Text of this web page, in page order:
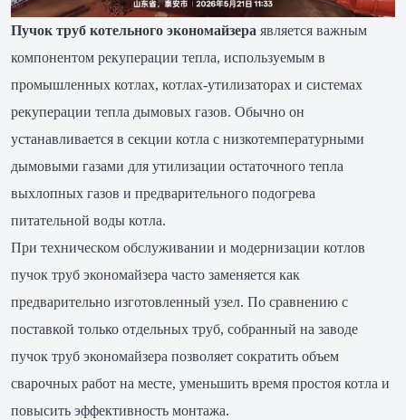
Пучок труб котельного экономайзера является важным
компонентом рекуперации тепла, используемым в
промышленных котлах, котлах-утилизаторах и системах
рекуперации тепла дымовых газов. Обычно он
устанавливается в секции котла с низкотемпературными
дымовыми газами для утилизации остаточного тепла
выхлопных газов и предварительного подогрева
питательной воды котла.
При техническом обслуживании и модернизации котлов
пучок труб экономайзера часто заменяется как
предварительно изготовленный узел. По сравнению с
поставкой только отдельных труб, собранный на заводе
пучок труб экономайзера позволяет сократить объем
сварочных работ на месте, уменьшить время простоя котла и
повысить эффективность монтажа.